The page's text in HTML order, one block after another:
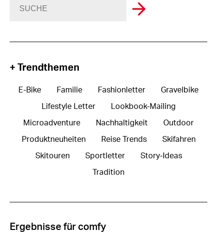
+ Trendthemen
E-Bike Familie Fashionletter Gravelbike
Lifestyle Letter Lookbook-Mailing
Microadventure Nachhaltigkeit Outdoor
Produktneuheiten Reise Trends Skifahren
Skitouren Sportletter Story-Ideas
Tradition
Ergebnisse für comfy